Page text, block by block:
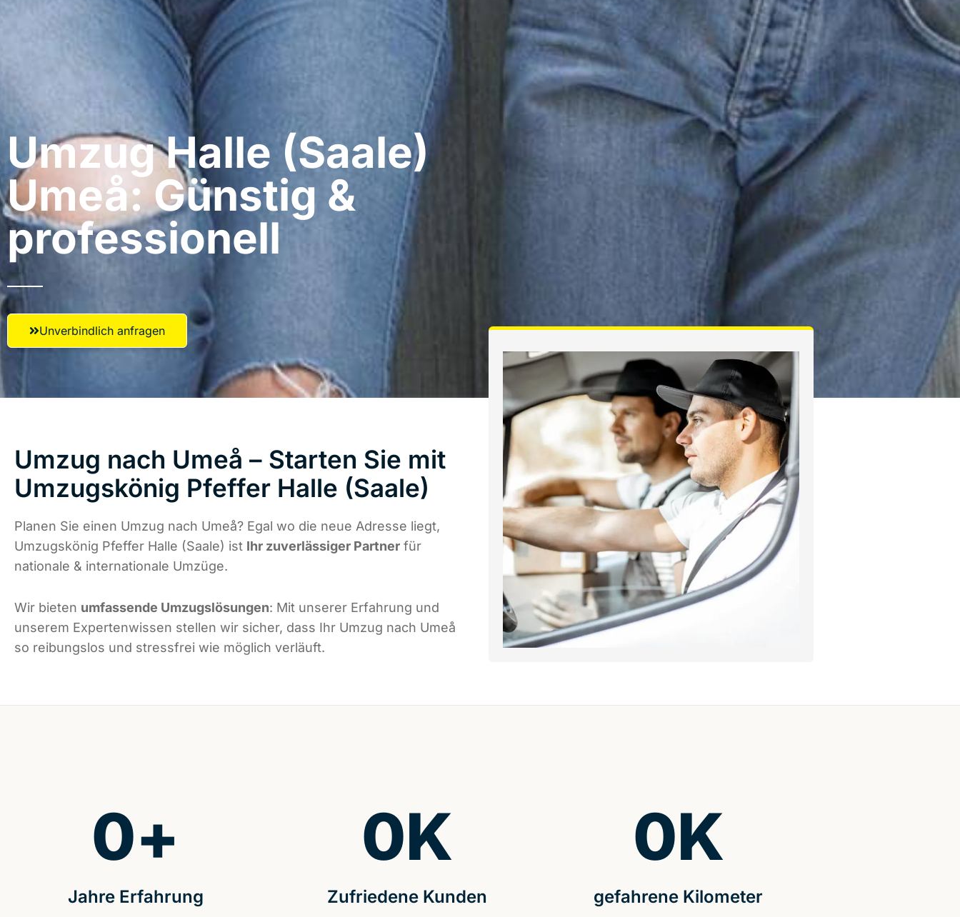
Umzug Halle (Saale)​
Umeå: Günstig &
professionell​
Unverbindlich anfragen
Umzug nach Umeå – Starten Sie mit
Umzugskönig Pfeffer Halle (Saale)
Planen Sie einen Umzug nach Umeå? Egal wo die neue Adresse liegt,
Umzugskönig Pfeffer Halle (Saale) ist Ihr zuverlässiger Partner für
nationale & internationale Umzüge.
Wir bieten umfassende Umzugslösungen: Mit unserer Erfahrung und
unserem Expertenwissen stellen wir sicher, dass Ihr Umzug nach Umeå
so reibungslos und stressfrei wie möglich verläuft.
Jahre Erfahrung
0+
Zufriedene Kunden
0K
gefahrene Kilometer
0K